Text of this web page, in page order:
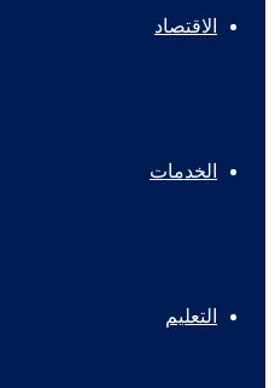
الاقتصاد
الخدمات
التعليم